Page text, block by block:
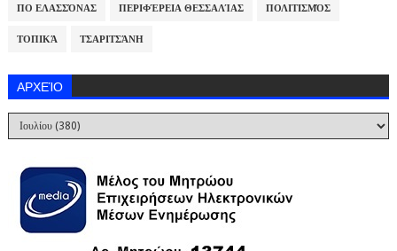
ΠΟ ΕΛΑΣΣΌΝΑΣ ΠΕΡΙΦΈΡΕΙΑ ΘΕΣΣΑΛΊΑΣ ΠΟΛΙΤΙΣΜΌΣ
ΤΟΠΙΚΆ ΤΣΑΡΙΤΣΆΝΗ
ΑΡΧΕΊΟ